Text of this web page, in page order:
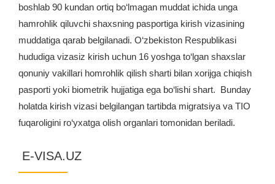
boshlab 90 kundan ortiq bo‘lmagan muddat ichida unga
hamrohlik qiluvchi shaxsning pasportiga kirish vizasining
muddatiga qarab belgilanadi. O‘zbekiston Respublikasi
hududiga vizasiz kirish uchun 16 yoshga to‘lgan shaxslar
qonuniy vakillari homrohlik qilish sharti bilan xorijga chiqish
pasporti yoki biometrik hujjatiga ega bo‘lishi shart. Bunday
holatda kirish vizasi belgilangan tartibda migratsiya va TIO
fuqaroligini ro‘yxatga olish organlari tomonidan beriladi.
E-VISA.UZ